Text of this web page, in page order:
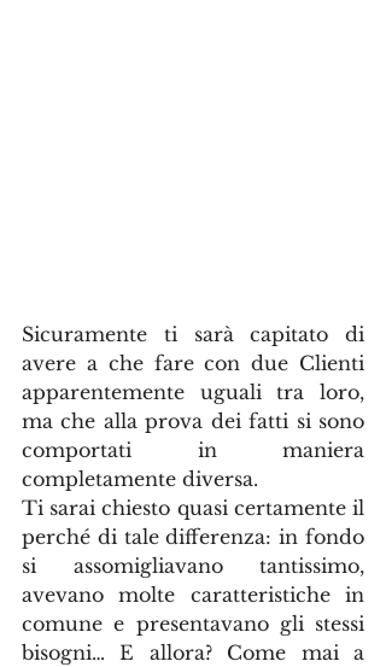
Sicuramente ti sarà capitato di
avere a che fare con due Clienti
apparentemente uguali tra loro,
ma che alla prova dei fatti si sono
comportati in maniera
completamente diversa.
Ti sarai chiesto quasi certamente il
perché di tale differenza: in fondo
si assomigliavano tantissimo,
avevano molte caratteristiche in
comune e presentavano gli stessi
bisogni… E allora? Come mai a